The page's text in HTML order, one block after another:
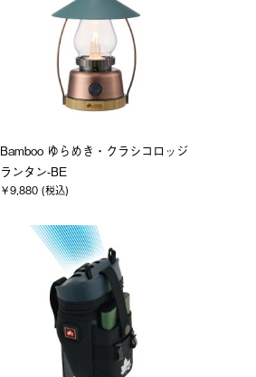
Bamboo ゆらめき・クラシコロッジ
ランタン-BE
￥9,880 (税込)